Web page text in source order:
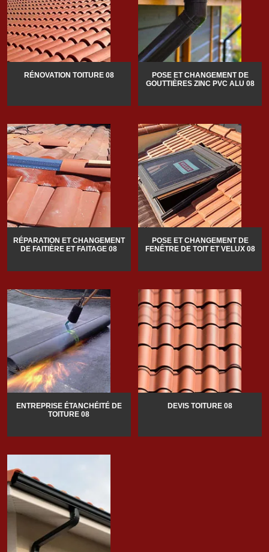
RÉNOVATION TOITURE 08
POSE ET CHANGEMENT DE
GOUTTIÈRES ZINC PVC ALU 08
RÉPARATION ET CHANGEMENT
DE FAITIÈRE ET FAITAGE 08
POSE ET CHANGEMENT DE
FENÊTRE DE TOIT ET VELUX 08
ENTREPRISE ÉTANCHÉITÉ DE
TOITURE 08
DEVIS TOITURE 08